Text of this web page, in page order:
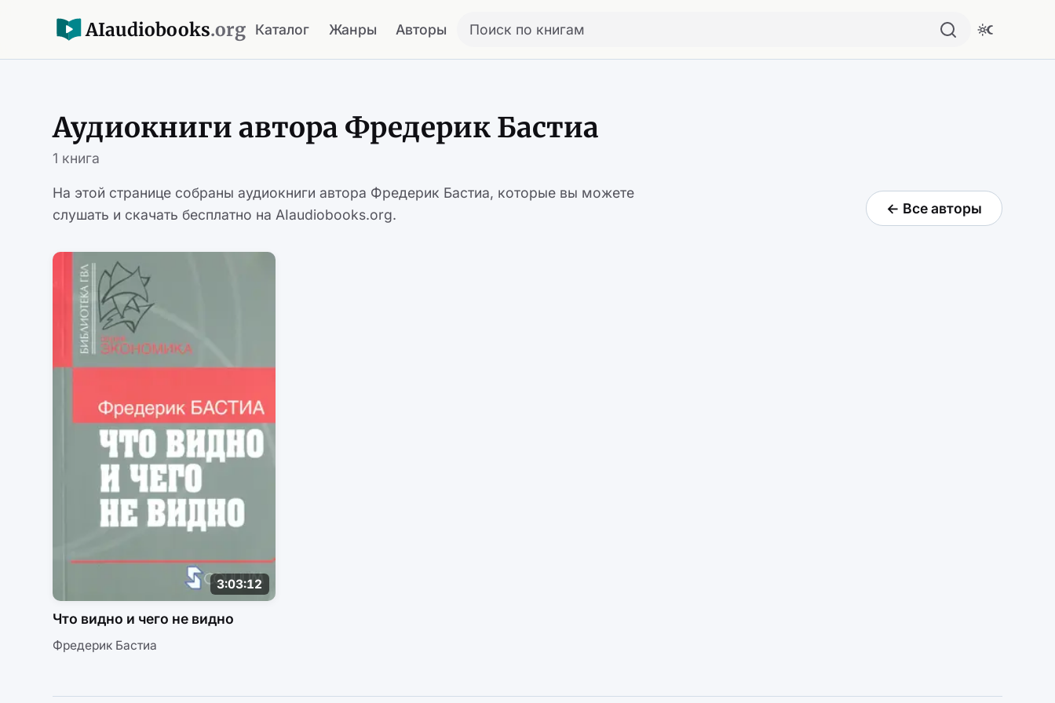
AIaudiobooks.org Каталог Жанры Авторы Поиск по книгам
Аудиокниги автора Фредерик Бастиа
1 книга
На этой странице собраны аудиокниги автора Фредерик Бастиа, которые вы можете
слушать и скачать бесплатно на AIaudiobooks.org.
← Все авторы
3:03:12
Что видно и чего не видно
Фредерик Бастиа